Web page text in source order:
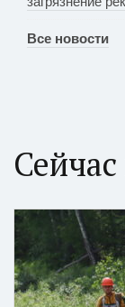
Все новости